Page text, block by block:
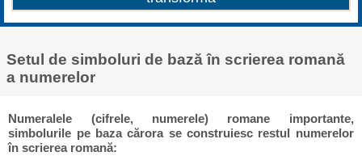
Setul de simboluri de bază în scrierea romană
a numerelor
Numeralele (cifrele, numerele) romane importante,
simbolurile pe baza cărora se construiesc restul numerelor
în scrierea romană: